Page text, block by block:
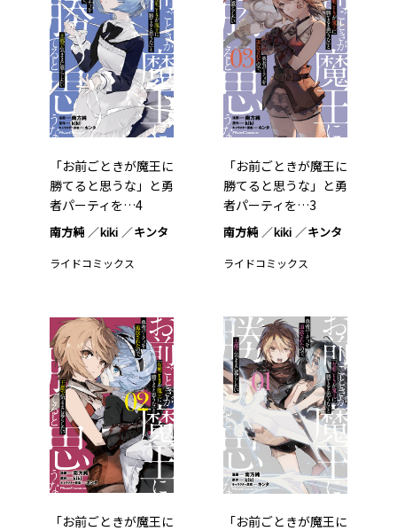
「お前ごときが魔王に
勝てると思うな」と勇
者パーティを…4
南方純 kiki キンタ
ライドコミックス
「お前ごときが魔王に
勝てると思うな」と勇
者パーティを…3
南方純 kiki キンタ
ライドコミックス
「お前ごときが魔王に
「お前ごときが魔王に